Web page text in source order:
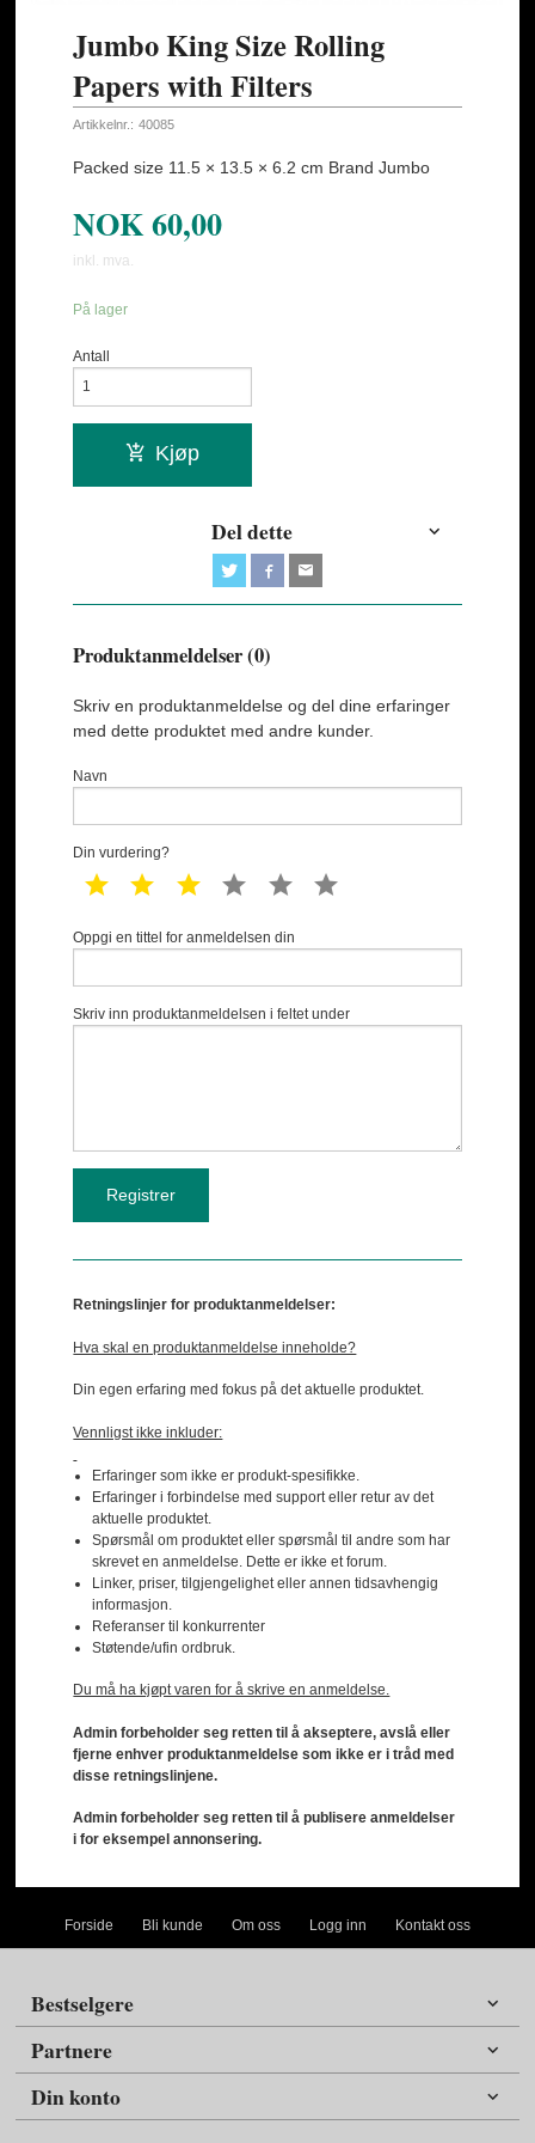
Jumbo King Size Rolling
Papers with Filters
Artikkelnr.: 40085
Packed size 11.5 × 13.5 × 6.2 cm Brand Jumbo
NOK60,00
inkl. mva.
På lager
Antall
Kjøp
Del dette
Produktanmeldelser (0)
Skriv en produktanmeldelse og del dine erfaringer
med dette produktet med andre kunder.
Navn
Din vurdering?
1 star 2 star 3 star 4 star 5 star
Oppgi en tittel for anmeldelsen din
Skriv inn produktanmeldelsen i feltet under
Retningslinjer for produktanmeldelser:
Hva skal en produktanmeldelse inneholde?
Din egen erfaring med fokus på det aktuelle produktet.
Vennligst ikke inkluder:
Erfaringer som ikke er produkt-spesifikke.
Erfaringer i forbindelse med support eller retur av det
aktuelle produktet.
Spørsmål om produktet eller spørsmål til andre som har
skrevet en anmeldelse. Dette er ikke et forum.
Linker, priser, tilgjengelighet eller annen tidsavhengig
informasjon.
Referanser til konkurrenter
Støtende/ufin ordbruk.
Du må ha kjøpt varen for å skrive en anmeldelse.
Admin forbeholder seg retten til å akseptere, avslå eller
fjerne enhver produktanmeldelse som ikke er i tråd med
disse retningslinjene.
Admin forbeholder seg retten til å publisere anmeldelser
i for eksempel annonsering.
Forside Bli kunde Om oss Logg inn Kontakt oss
Bestselgere
Partnere
Din konto